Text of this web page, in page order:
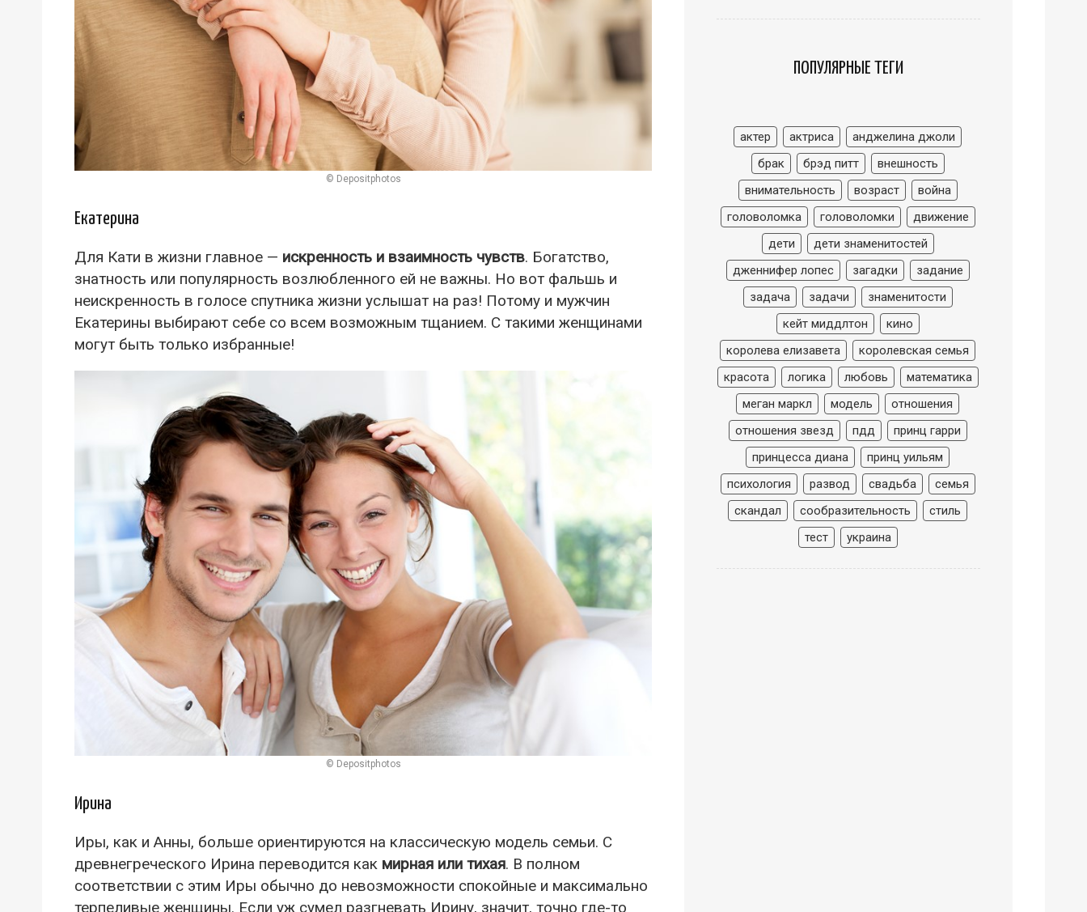
© Depositphotos
Екатерина
Для Кати в жизни главное — искренность и взаимность чувств. Богатство,
знатность или популярность возлюбленного ей не важны. Но вот фальшь и
неискренность в голосе спутника жизни услышат на раз! Потому и мужчин
Екатерины выбирают себе со всем возможным тщанием. С такими женщинами
могут быть только избранные!
© Depositphotos
Ирина
Иры, как и Анны, больше ориентируются на классическую модель семьи. С
древнегреческого Ирина переводится как мирная или тихая. В полном
соответствии с этим Иры обычно до невозможности спокойные и максимально
терпеливые женщины. Если уж сумел разгневать Ирину, значит, точно где-то
ПОПУЛЯРНЫЕ ТЕГИ
актер актриса
анджелина джоли
брак
брэд питт
внешность
внимательность
возраст
война
головоломка
головоломки
движение
дети
дети знаменитостей
дженнифер лопес
загадки
задание
задача
задачи
знаменитости
кейт миддлтон
кино
королева елизавета
королевская семья
красота
логика любовь
математика
меган маркл
модель
отношения
отношения звезд
пдд
принц гарри
принцесса диана
принц уильям
психология
развод свадьба
семья
скандал
сообразительность
стиль
тест
украина